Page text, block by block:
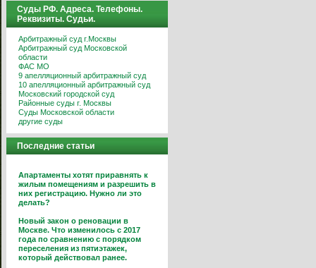
Суды РФ. Адреса. Телефоны.
Реквизиты. Судьи.
Арбитражный суд г.Москвы
Арбитражный суд Московской
области
ФАС МО
9 апелляционный арбитражный суд
10 апелляционный арбитражный суд
Московский городской суд
Районные суды г. Москвы
Суды Московской области
другие суды
Последние статьи
Апартаменты хотят приравнять к
жилым помещениям и разрешить в
них регистрацию. Нужно ли это
делать?
Новый закон о реновации в
Москве. Что изменилось с 2017
года по сравнению с порядком
переселения из пятиэтажек,
который действовал ранее.